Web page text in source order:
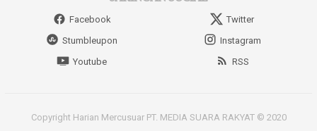
Facebook
Twitter
Stumbleupon
Instagram
Youtube
RSS
Copyright Harian Mercusuar PT. MEDIA SUARA RAKYAT © 2020